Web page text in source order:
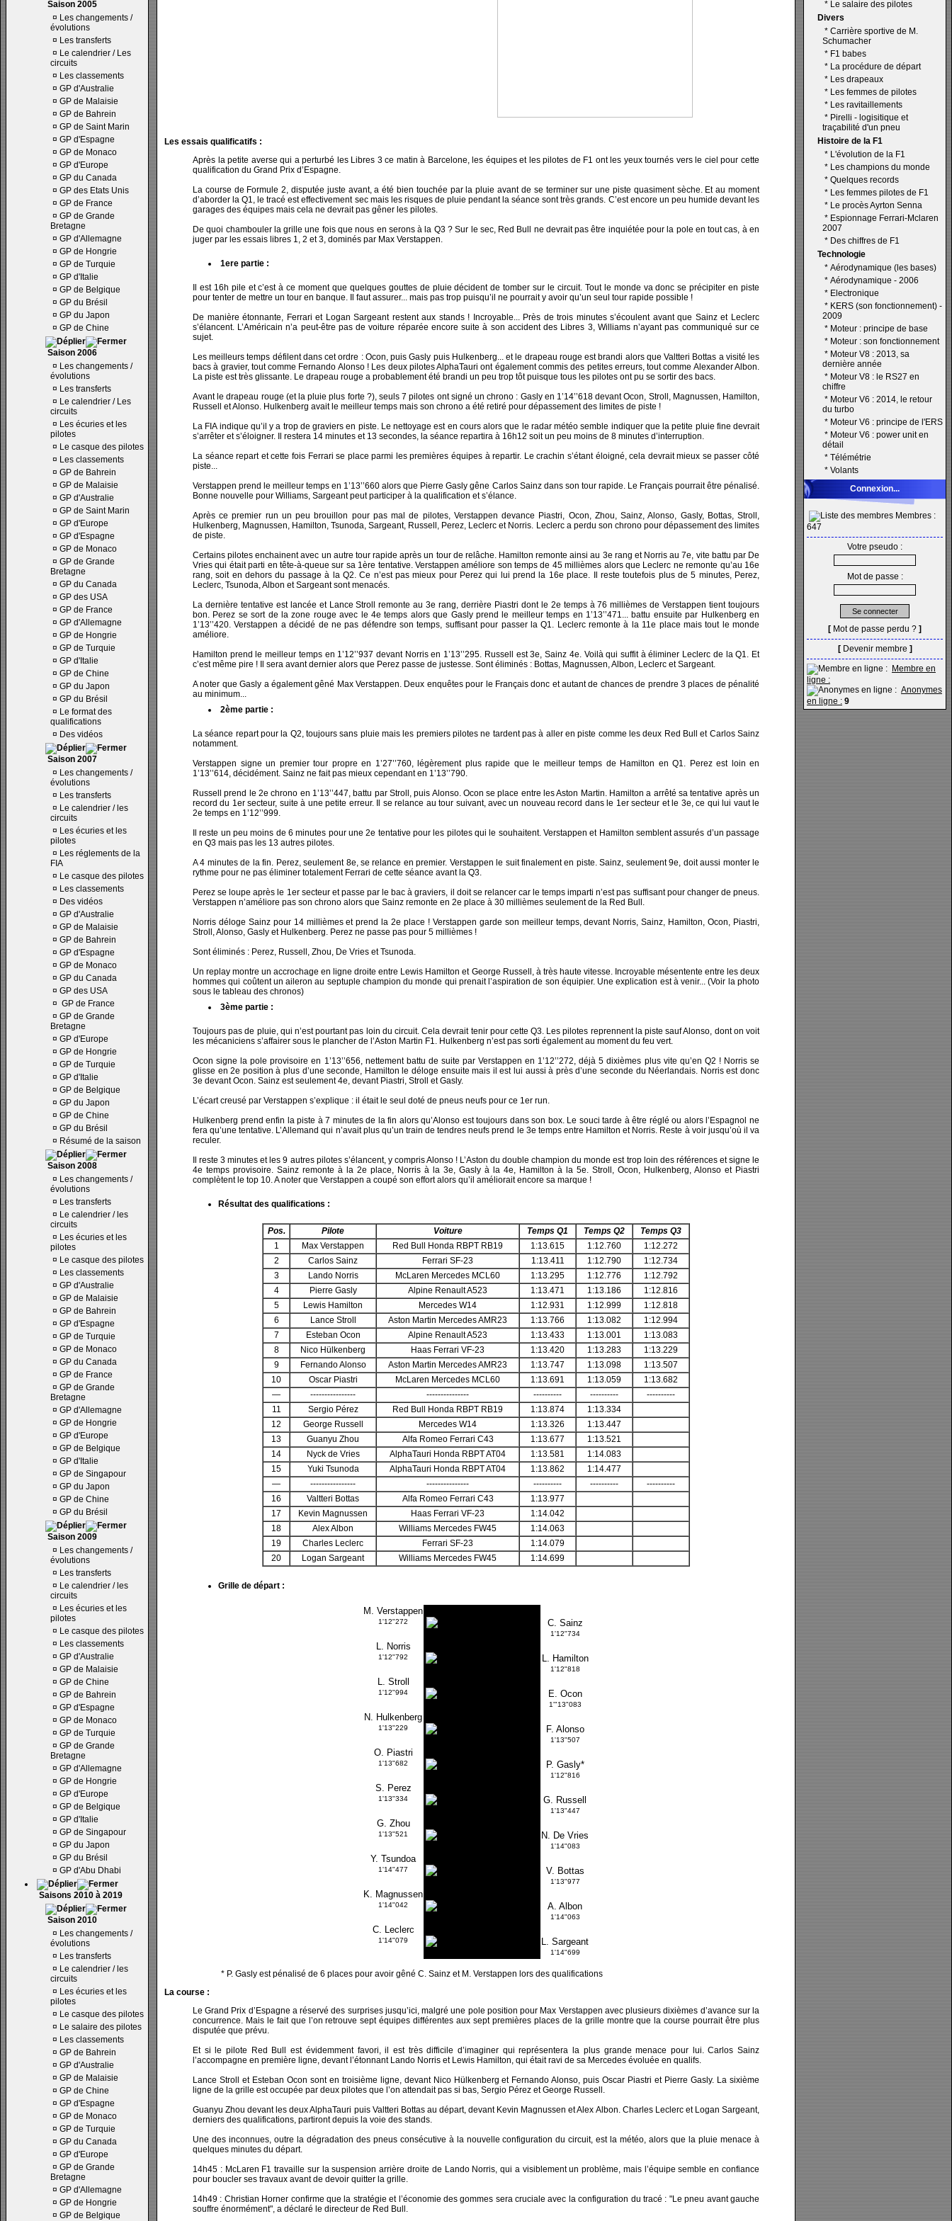
Saison 2005
¤ Les changements /
évolutions
¤ Les transferts
¤ Le calendrier / Les
circuits
¤ Les classements
¤ GP d'Australie
¤ GP de Malaisie
¤ GP de Bahrein
¤ GP de Saint Marin
¤ GP d'Espagne
¤ GP de Monaco
¤ GP d'Europe
¤ GP du Canada
¤ GP des Etats Unis
¤ GP de France
¤ GP de Grande
Bretagne
¤ GP d'Allemagne
¤ GP de Hongrie
¤ GP de Turquie
¤ GP d'Italie
¤ GP de Belgique
¤ GP du Brésil
¤ GP du Japon
¤ GP de Chine
Saison 2006
¤ Les changements /
évolutions
¤ Les transferts
¤ Le calendrier / Les
circuits
¤ Les écuries et les
pilotes
¤ Le casque des pilotes
¤ Les classements
¤ GP de Bahrein
¤ GP de Malaisie
¤ GP d'Australie
¤ GP de Saint Marin
¤ GP d'Europe
¤ GP d'Espagne
¤ GP de Monaco
¤ GP de Grande
Bretagne
¤ GP du Canada
¤ GP des USA
¤ GP de France
¤ GP d'Allemagne
¤ GP de Hongrie
¤ GP de Turquie
¤ GP d'Italie
¤ GP de Chine
¤ GP du Japon
¤ GP du Brésil
¤ Le format des
qualifications
¤ Des vidéos
Saison 2007
¤ Les changements /
évolutions
¤ Les transferts
¤ Le calendrier / les
circuits
¤ Les écuries et les
pilotes
¤ Les réglements de la
FIA
¤ Le casque des pilotes
¤ Les classements
¤ Des vidéos
¤ GP d'Australie
¤ GP de Malaisie
¤ GP de Bahrein
¤ GP d'Espagne
¤ GP de Monaco
¤ GP du Canada
¤ GP des USA
¤ GP de France
¤ GP de Grande
Bretagne
¤ GP d'Europe
¤ GP de Hongrie
¤ GP de Turquie
¤ GP d'Italie
¤ GP de Belgique
¤ GP du Japon
¤ GP de Chine
¤ GP du Brésil
¤ Résumé de la saison
Saison 2008
¤ Les changements /
évolutions
¤ Les transferts
¤ Le calendrier / les
circuits
¤ Les écuries et les
pilotes
¤ Le casque des pilotes
¤ Les classements
¤ GP d'Australie
¤ GP de Malaisie
¤ GP de Bahrein
¤ GP d'Espagne
¤ GP de Turquie
¤ GP de Monaco
¤ GP du Canada
¤ GP de France
¤ GP de Grande
Bretagne
¤ GP d'Allemagne
¤ GP de Hongrie
¤ GP d'Europe
¤ GP de Belgique
¤ GP d'Italie
¤ GP de Singapour
¤ GP du Japon
¤ GP de Chine
¤ GP du Brésil
Saison 2009
¤ Les changements /
évolutions
¤ Les transferts
¤ Le calendrier / les
circuits
¤ Les écuries et les
pilotes
¤ Le casque des pilotes
¤ Les classements
¤ GP d'Australie
¤ GP de Malaisie
¤ GP de Chine
¤ GP de Bahrein
¤ GP d'Espagne
¤ GP de Monaco
¤ GP de Turquie
¤ GP de Grande
Bretagne
¤ GP d'Allemagne
¤ GP de Hongrie
¤ GP d'Europe
¤ GP de Belgique
¤ GP d'Italie
¤ GP de Singapour
¤ GP du Japon
¤ GP du Brésil
¤ GP d'Abu Dhabi
Saisons 2010 à 2019
Saison 2010
¤ Les changements /
évolutions
¤ Les transferts
¤ Le calendrier / les
circuits
¤ Les écuries et les
pilotes
¤ Le casque des pilotes
¤ Le salaire des pilotes
¤ Les classements
¤ GP de Bahrein
¤ GP d'Australie
¤ GP de Malaisie
¤ GP de Chine
¤ GP d'Espagne
¤ GP de Monaco
¤ GP de Turquie
¤ GP du Canada
¤ GP d'Europe
¤ GP de Grande
Bretagne
¤ GP d'Allemagne
¤ GP de Hongrie
¤ GP de Belgique
Les essais qualificatifs :
Après la petite averse qui a perturbé les Libres 3 ce matin à Barcelone, les équipes et les pilotes de F1 ont les yeux tournés vers le ciel pour cette
qualification du Grand Prix d’Espagne.
La course de Formule 2, disputée juste avant, a été bien touchée par la pluie avant de se terminer sur une piste quasiment sèche. Et au moment
d’aborder la Q1, le tracé est effectivement sec mais les risques de pluie pendant la séance sont très grands. C’est encore un peu humide devant les
garages des équipes mais cela ne devrait pas gêner les pilotes.
De quoi chambouler la grille une fois que nous en serons à la Q3 ? Sur le sec, Red Bull ne devrait pas être inquiétée pour la pole en tout cas, à en
juger par les essais libres 1, 2 et 3, dominés par Max Verstappen.
1ere partie :
Il est 16h pile et c’est à ce moment que quelques gouttes de pluie décident de tomber sur le circuit. Tout le monde va donc se précipiter en piste
pour tenter de mettre un tour en banque. Il faut assurer... mais pas trop puisqu’il ne pourrait y avoir qu’un seul tour rapide possible !
De manière étonnante, Ferrari et Logan Sargeant restent aux stands ! Incroyable... Près de trois minutes s’écoulent avant que Sainz et Leclerc
s’élancent. L’Américain n’a peut-être pas de voiture réparée encore suite à son accident des Libres 3, Williams n’ayant pas communiqué sur ce
sujet.
Les meilleurs temps défilent dans cet ordre : Ocon, puis Gasly puis Hulkenberg... et le drapeau rouge est brandi alors que Valtteri Bottas a visité les
bacs à gravier, tout comme Fernando Alonso ! Les deux pilotes AlphaTauri ont également commis des petites erreurs, tout comme Alexander Albon.
La piste est très glissante. Le drapeau rouge a probablement été brandi un peu trop tôt puisque tous les pilotes ont pu se sortir des bacs.
Avant le drapeau rouge (et la pluie plus forte ?), seuls 7 pilotes ont signé un chrono : Gasly en 1’14’’618 devant Ocon, Stroll, Magnussen, Hamilton,
Russell et Alonso. Hulkenberg avait le meilleur temps mais son chrono a été retiré pour dépassement des limites de piste !
La FIA indique qu’il y a trop de graviers en piste. Le nettoyage est en cours alors que le radar météo semble indiquer que la petite pluie fine devrait
s’arrêter et s’éloigner. Il restera 14 minutes et 13 secondes, la séance repartira à 16h12 soit un peu moins de 8 minutes d’interruption.
La séance repart et cette fois Ferrari se place parmi les premières équipes à repartir. Le crachin s’étant éloigné, cela devrait mieux se passer côté
piste...
Verstappen prend le meilleur temps en 1’13’’660 alors que Pierre Gasly gêne Carlos Sainz dans son tour rapide. Le Français pourrait être pénalisé.
Bonne nouvelle pour Williams, Sargeant peut participer à la qualification et s’élance.
Après ce premier run un peu brouillon pour pas mal de pilotes, Verstappen devance Piastri, Ocon, Zhou, Sainz, Alonso, Gasly, Bottas, Stroll,
Hulkenberg, Magnussen, Hamilton, Tsunoda, Sargeant, Russell, Perez, Leclerc et Norris. Leclerc a perdu son chrono pour dépassement des limites
de piste.
Certains pilotes enchainent avec un autre tour rapide après un tour de relâche. Hamilton remonte ainsi au 3e rang et Norris au 7e, vite battu par De
Vries qui était parti en tête-à-queue sur sa 1ère tentative. Verstappen améliore son temps de 45 millièmes alors que Leclerc ne remonte qu’au 16e
rang, soit en dehors du passage à la Q2. Ce n’est pas mieux pour Perez qui lui prend la 16e place. Il reste toutefois plus de 5 minutes, Perez,
Leclerc, Tsunoda, Albon et Sargeant sont menacés.
La dernière tentative est lancée et Lance Stroll remonte au 3e rang, derrière Piastri dont le 2e temps à 76 millièmes de Verstappen tient toujours
bon. Perez se sort de la zone rouge avec le 4e temps alors que Gasly prend le meilleur temps en 1’13’’471... battu ensuite par Hulkenberg en
1’13’’420. Verstappen a décidé de ne pas défendre son temps, suffisant pour passer la Q1. Leclerc remonte à la 11e place mais tout le monde
améliore.
Hamilton prend le meilleur temps en 1’12’’937 devant Norris en 1’13’’295. Russell est 3e, Sainz 4e. Voilà qui suffit à éliminer Leclerc de la Q1. Et
c’est même pire ! Il sera avant dernier alors que Perez passe de justesse. Sont éliminés : Bottas, Magnussen, Albon, Leclerc et Sargeant.
A noter que Gasly a également gêné Max Verstappen. Deux enquêtes pour le Français donc et autant de chances de prendre 3 places de pénalité
au minimum...
2ème partie :
La séance repart pour la Q2, toujours sans pluie mais les premiers pilotes ne tardent pas à aller en piste comme les deux Red Bull et Carlos Sainz
notamment.
Verstappen signe un premier tour propre en 1’27’’760, légèrement plus rapide que le meilleur temps de Hamilton en Q1. Perez est loin en
1’13’’614, décidément. Sainz ne fait pas mieux cependant en 1’13’’790.
Russell prend le 2e chrono en 1’13’’447, battu par Stroll, puis Alonso. Ocon se place entre les Aston Martin. Hamilton a arrêté sa tentative après un
record du 1er secteur, suite à une petite erreur. Il se relance au tour suivant, avec un nouveau record dans le 1er secteur et le 3e, ce qui lui vaut le
2e temps en 1’12’’999.
Il reste un peu moins de 6 minutes pour une 2e tentative pour les pilotes qui le souhaitent. Verstappen et Hamilton semblent assurés d’un passage
en Q3 mais pas les 13 autres pilotes.
A 4 minutes de la fin. Perez, seulement 8e, se relance en premier. Verstappen le suit finalement en piste. Sainz, seulement 9e, doit aussi monter le
rythme pour ne pas éliminer totalement Ferrari de cette séance avant la Q3.
Perez se loupe après le 1er secteur et passe par le bac à graviers, il doit se relancer car le temps imparti n’est pas suffisant pour changer de pneus.
Verstappen n’améliore pas son chrono alors que Sainz remonte en 2e place à 30 millièmes seulement de la Red Bull.
Norris déloge Sainz pour 14 millièmes et prend la 2e place ! Verstappen garde son meilleur temps, devant Norris, Sainz, Hamilton, Ocon, Piastri,
Stroll, Alonso, Gasly et Hulkenberg. Perez ne passe pas pour 5 millièmes !
Sont éliminés : Perez, Russell, Zhou, De Vries et Tsunoda.
Un replay montre un accrochage en ligne droite entre Lewis Hamilton et George Russell, à très haute vitesse. Incroyable mésentente entre les deux
hommes qui coûtent un aileron au septuple champion du monde qui prenait l’aspiration de son équipier. Une explication est à venir... (Voir la photo
sous le tableau des chronos)
3ème partie :
Toujours pas de pluie, qui n’est pourtant pas loin du circuit. Cela devrait tenir pour cette Q3. Les pilotes reprennent la piste sauf Alonso, dont on voit
les mécaniciens s’affairer sous le plancher de l’Aston Martin F1. Hulkenberg n’est pas sorti également au moment du feu vert.
Ocon signe la pole provisoire en 1’13’’656, nettement battu de suite par Verstappen en 1’12’’272, déjà 5 dixièmes plus vite qu’en Q2 ! Norris se
glisse en 2e position à plus d’une seconde, Hamilton le déloge ensuite mais il est lui aussi à près d’une seconde du Néerlandais. Norris est donc
3e devant Ocon. Sainz est seulement 4e, devant Piastri, Stroll et Gasly.
L’écart creusé par Verstappen s’explique : il était le seul doté de pneus neufs pour ce 1er run.
Hulkenberg prend enfin la piste à 7 minutes de la fin alors qu’Alonso est toujours dans son box. Le souci tarde à être réglé ou alors l’Espagnol ne
fera qu’une tentative. L’Allemand qui n’avait plus qu’un train de tendres neufs prend le 3e temps entre Hamilton et Norris. Reste à voir jusqu’où il va
reculer.
Il reste 3 minutes et les 9 autres pilotes s’élancent, y compris Alonso ! L’Aston du double champion du monde est trop loin des références et signe le
4e temps provisoire. Sainz remonte à la 2e place, Norris à la 3e, Gasly à la 4e, Hamilton à la 5e. Stroll, Ocon, Hulkenberg, Alonso et Piastri
complètent le top 10. A noter que Verstappen a coupé son effort alors qu’il améliorait encore sa marque !
Résultat des qualifications :
Pos. Pilote Voiture Temps Q1 Temps Q2
Temps Q3
1
Max Verstappen Red Bull Honda RBPT RB19 1:13.615 1:12.760
1:12.272
2
Carlos Sainz Ferrari SF-23 1:13.411 1:12.790
1:12.734
3
Lando Norris McLaren Mercedes MCL60 1:13.295 1:12.776
1:12.792
4
Pierre Gasly Alpine Renault A523 1:13.471 1:13.186
1:12.816
5
Lewis Hamilton Mercedes W14 1:12.931 1:12.999
1:12.818
6
Lance Stroll Aston Martin Mercedes AMR23 1:13.766 1:13.082
1:12.994
7
Esteban Ocon Alpine Renault A523 1:13.433 1:13.001
1:13.083
8
Nico Hülkenberg Haas Ferrari VF-23 1:13.420 1:13.283
1:13.229
9
Fernando Alonso Aston Martin Mercedes AMR23 1:13.747 1:13.098
1:13.507
10
Oscar Piastri McLaren Mercedes MCL60 1:13.691 1:13.059
1:13.682
—
---------------- --------------- ---------- ----------
----------
11
Sergio Pérez Red Bull Honda RBPT RB19 1:13.874
1:13.334
12
George Russell Mercedes W14 1:13.326
1:13.447
13
Guanyu Zhou Alfa Romeo Ferrari C43 1:13.677
1:13.521
14
Nyck de Vries AlphaTauri Honda RBPT AT04 1:13.581
1:14.083
15
Yuki Tsunoda AlphaTauri Honda RBPT AT04 1:13.862
1:14.477
—
---------------- --------------- ---------- ----------
----------
16
Valtteri Bottas Alfa Romeo Ferrari C43
1:13.977
17
Kevin Magnussen Haas Ferrari VF-23
1:14.042
18
Alex Albon Williams Mercedes FW45
1:14.063
19
Charles Leclerc Ferrari SF-23
1:14.079
20
Logan Sargeant Williams Mercedes FW45 1:14.699
Grille de départ :
M. Verstappen
1'12"272 C. Sainz
1'12"734
L. Norris
1'12"792 L. Hamilton
1'12"818
L. Stroll
1'12"994 E. Ocon
1'"13"083
N. Hulkenberg
1'13"229 F. Alonso
1'13"507
O. Piastri
1'13"682 P. Gasly*
1'12"816
S. Perez
1'13"334 G. Russell
1'13"447
G. Zhou
1'13"521 N. De Vries
1'14"083
Y. Tsundoa
1'14"477 V. Bottas
1'13"977
K. Magnussen
1'14"042 A. Albon
1'14"063
C. Leclerc
1'14"079 L. Sargeant
1'14"699
* P. Gasly est pénalisé de 6 places pour avoir gêné C. Sainz et M. Verstappen lors des qualifications
La course :
Le Grand Prix d’Espagne a réservé des surprises jusqu’ici, malgré une pole position pour Max Verstappen avec plusieurs dixièmes d’avance sur la
concurrence. Mais le fait que l’on retrouve sept équipes différentes aux sept premières places de la grille montre que la course pourrait être plus
disputée que prévu.
Et si le pilote Red Bull est évidemment favori, il est très difficile d’imaginer qui représentera la plus grande menace pour lui. Carlos Sainz
l’accompagne en première ligne, devant l’étonnant Lando Norris et Lewis Hamilton, qui était ravi de sa Mercedes évoluée en qualifs.
Lance Stroll et Esteban Ocon sont en troisième ligne, devant Nico Hülkenberg et Fernando Alonso, puis Oscar Piastri et Pierre Gasly. La sixième
ligne de la grille est occupée par deux pilotes que l’on attendait pas si bas, Sergio Pérez et George Russell.
Guanyu Zhou devant les deux AlphaTauri puis Valtteri Bottas au départ, devant Kevin Magnussen et Alex Albon. Charles Leclerc et Logan Sargeant,
derniers des qualifications, partiront depuis la voie des stands.
Une des inconnues, outre la dégradation des pneus consécutive à la nouvelle configuration du circuit, est la météo, alors que la pluie menace à
quelques minutes du départ.
14h45 : McLaren F1 travaille sur la suspension arrière droite de Lando Norris, qui a visiblement un problème, mais l’équipe semble en confiance
pour boucler ses travaux avant de devoir quitter la grille.
14h49 : Christian Horner confirme que la stratégie et l’économie des gommes sera cruciale avec la configuration du tracé : "Le pneu avant gauche
souffre énormément", a déclaré le directeur de Red Bull.
* Le salaire des pilotes
Divers
* Carrière sportive de M.
Schumacher
* F1 babes
* La procédure de départ
* Les drapeaux
* Les femmes de pilotes
* Les ravitaillements
* Pirelli - logisitique et
traçabilité d'un pneu
Histoire de la F1
* L'évolution de la F1
* Les champions du monde
* Quelques records
* Les femmes pilotes de F1
* Le procès Ayrton Senna
* Espionnage Ferrari-Mclaren
2007
* Des chiffres de F1
Technologie
* Aérodynamique (les bases)
* Aérodynamique - 2006
* Electronique
* KERS (son fonctionnement) -
2009
* Moteur : principe de base
* Moteur : son fonctionnement
* Moteur V8 : 2013, sa
dernière année
* Moteur V8 : le RS27 en
chiffre
* Moteur V6 : 2014, le retour
du turbo
* Moteur V6 : principe de l'ERS
* Moteur V6 : power unit en
détail
* Télémétrie
* Volants
Connexion...
Membres :
647
Votre pseudo :
Mot de passe :
[ Mot de passe perdu ? ]
[ Devenir membre ]
Membre en
ligne :
Anonymes
en ligne : 9